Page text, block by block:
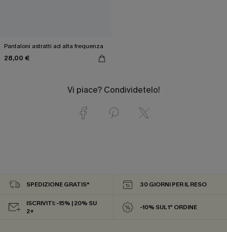
Pantaloni astratti ad alta frequenza
28,00 €
Vi piace? Condividetelo!
SPEDIZIONE GRATIS* 30 GIORNI PER IL RESO
ISCRIVITI: -15% | 20% SU
2+
-10% SUL 1° ORDINE